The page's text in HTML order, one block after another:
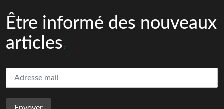
Être informé des nouveaux
articles